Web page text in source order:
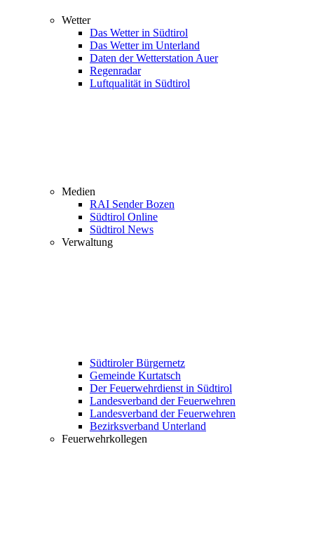
Wetter
Das Wetter in Südtirol
Das Wetter im Unterland
Daten der Wetterstation Auer
Regenradar
Luftqualität in Südtirol
Medien
RAI Sender Bozen
Südtirol Online
Südtirol News
Verwaltung
Südtiroler Bürgernetz
Gemeinde Kurtatsch
Der Feuerwehrdienst in Südtirol
Landesverband der Feuerwehren
Landesverband der Feuerwehren
Bezirksverband Unterland
Feuerwehrkollegen